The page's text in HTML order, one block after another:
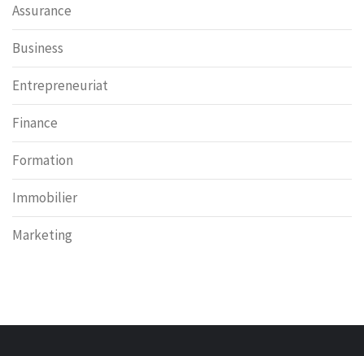
Assurance
Business
Entrepreneuriat
Finance
Formation
Immobilier
Marketing